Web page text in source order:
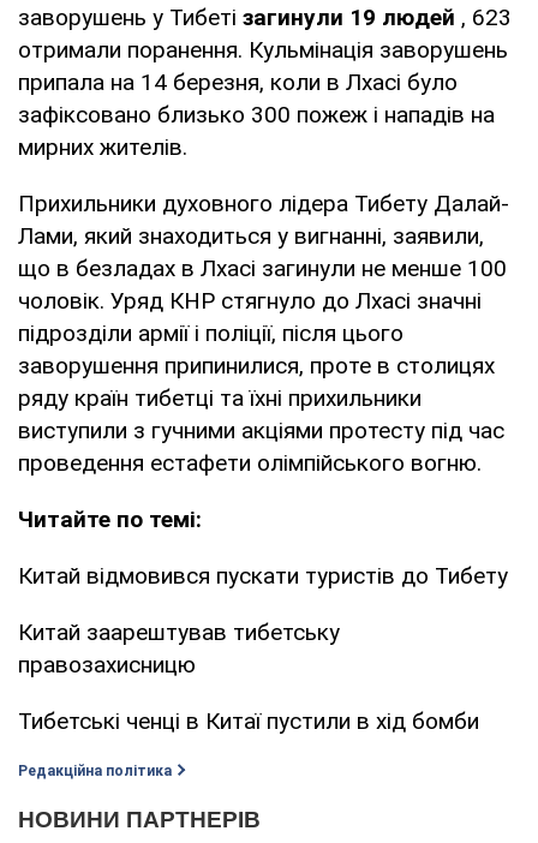
заворушень у Тибеті загинули 19 людей , 623
отримали поранення. Кульмінація заворушень
припала на 14 березня, коли в Лхасі було
зафіксовано близько 300 пожеж і нападів на
мирних жителів.
Прихильники духовного лідера Тибету Далай-
Лами, який знаходиться у вигнанні, заявили,
що в безладах в Лхасі загинули не менше 100
чоловік. Уряд КНР стягнуло до Лхасі значні
підрозділи армії і поліції, після цього
заворушення припинилися, проте в столицях
ряду країн тибетці та їхні прихильники
виступили з гучними акціями протесту під час
проведення естафети олімпійського вогню.
Читайте по темі:
Китай відмовився пускати туристів до Тибету
Китай заарештував тибетську
правозахисницю
Тибетські ченці в Китаї пустили в хід бомби
Редакційна політика